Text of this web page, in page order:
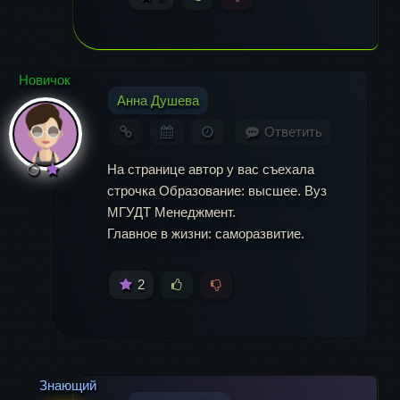
Новичок
Анна Душева
Ответить
На странице автор у вас съехала
строчка Образование: высшее. Вуз
МГУДТ Менеджмент.
Главное в жизни: саморазвитие.
2
Знающий